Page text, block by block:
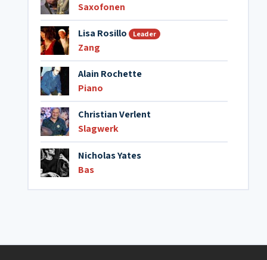
Saxofonen
Lisa Rosillo Leader
Zang
Alain Rochette
Piano
Christian Verlent
Slagwerk
Nicholas Yates
Bas